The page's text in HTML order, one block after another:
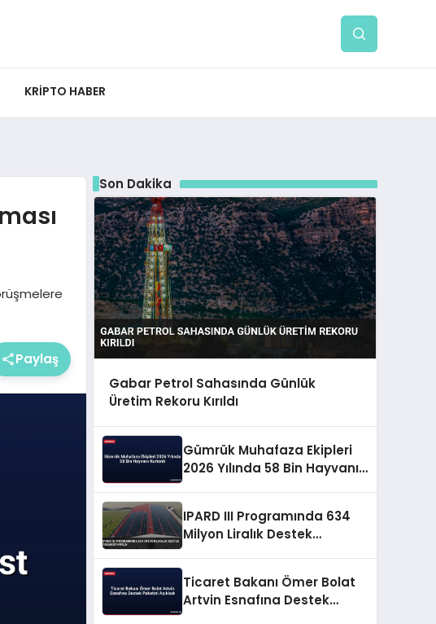
KRIPTO HABER
Paylaş
Son Dakika
Gabar Petrol Sahasında Günlük
Üretim Rekoru Kırıldı
Gümrük Muhafaza Ekipleri
2026 Yılında 58 Bin Hayvanı
IPARD III Programında 634
Milyon Liralık Destek
Ticaret Bakanı Ömer Bolat
Artvin Esnafına Destek